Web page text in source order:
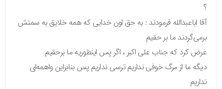
آقا اباعبدالله فرمودند : به حق اون خدایی که همه خلایق به سمتش
برمی‌گردند ما بر حقیم
عرض کرد که جناب علی اکبر ، اگر پس اینطوریه ما برحقیم
دیگه ما از مرگ خوفی نداریم ترسی نداریم پس بنابراین واهمه‌ای
نداریم